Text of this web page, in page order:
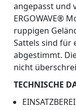
angepasst und
ERGOWAVE®
ruppigen
Sattels sind für
abgestimmt.
nicht
TECHNISCHE